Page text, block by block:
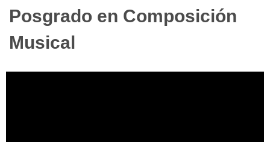
Posgrado en Composición
Musical